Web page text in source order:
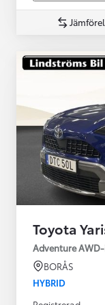
Toyota
Adventure AWD-
BORÅS
HYBRID